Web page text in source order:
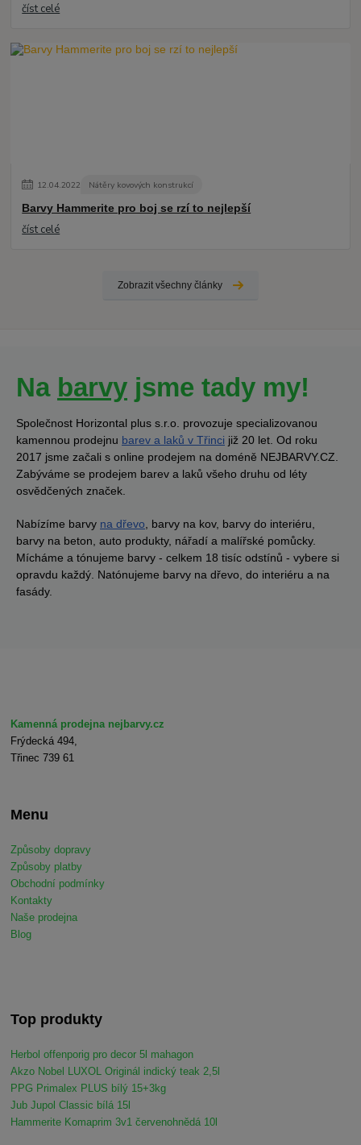
číst celé
12.04.2022 Nátěry kovových konstrukcí
Barvy Hammerite pro boj se rzí to nejlepší
číst celé
Zobrazit všechny články
Na barvy jsme tady my!
Společnost Horizontal plus s.r.o. provozuje specializovanou
kamennou prodejnu barev a laků v Třinci již 20 let. Od roku
2017 jsme začali s online prodejem na doméně NEJBARVY.CZ.
Zabýváme se prodejem barev a laků všeho druhu od léty
osvědčených značek.
Nabízíme barvy na dřevo , barvy na kov, barvy do interiéru,
barvy na beton, auto produkty, nářadí a malířské pomůcky.
Mícháme a tónujeme barvy - celkem 18 tisíc odstínů - vybere si
opravdu každý. Natónujeme barvy na dřevo, do interiéru a na
fasády.
Kamenná prodejna nejbarvy.cz
Frýdecká 494,
Třinec 739 61
Menu
Způsoby dopravy
Způsoby platby
Obchodní podmínky
Kontakty
Naše prodejna
Blog
Top produkty
Herbol offenporig pro decor 5l mahagon
Akzo Nobel LUXOL Originál indický teak 2,5l
PPG Primalex PLUS bílý 15+3kg
Jub Jupol Classic bílá 15l
Hammerite Komaprim 3v1 červenohnědá 10l